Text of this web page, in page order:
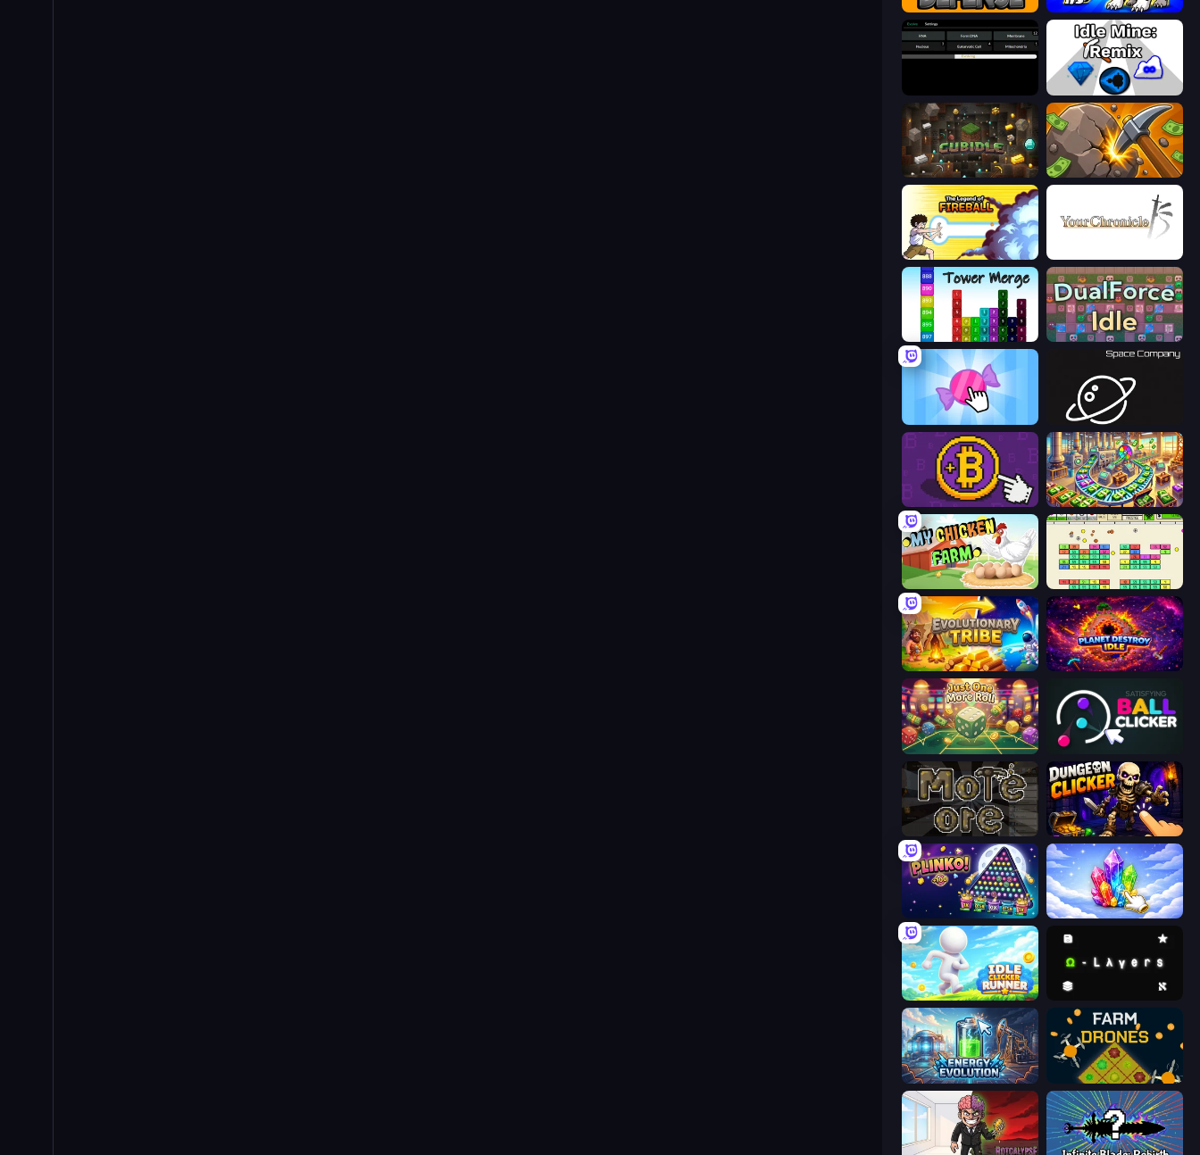
Grow Defense Strange Cats
Idle Mine: Remix
Cubidle Mine Clicker
Legend Of Fireball
Tower Merge DualForce Idle
Candy Clicker 2 Space Company
Money Maker Money Factory: Tycoon Idle Game
My Chicken Farm Idle Breakout
Evolutionary Tribe Planet Destroy Idle
Just One More Roll Satisfying Ball Clicker
More Ore Dungeon Clicker
PLINKO! Crystalia Idle Clicker
Idle Clicker Runner Omega Layers
Energy Evolution Farm Drones